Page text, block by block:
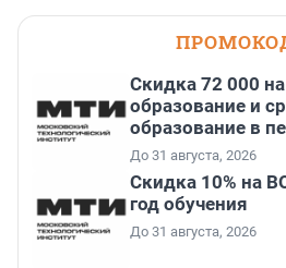
Скидка 72 000
образование и
образование в
До 31 августа, 2026
Скидка 10% на
год обучения
До 31 августа, 2026